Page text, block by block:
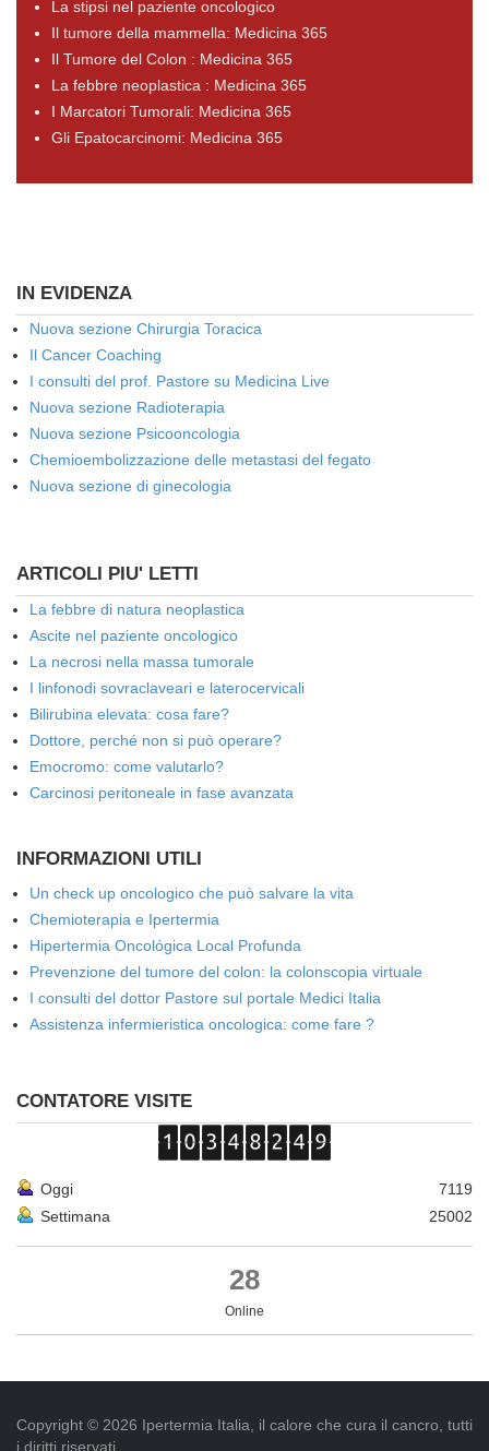
La stipsi nel paziente oncologico
Il tumore della mammella: Medicina 365
Il Tumore del Colon : Medicina 365
La febbre neoplastica : Medicina 365
I Marcatori Tumorali: Medicina 365
Gli Epatocarcinomi: Medicina 365
IN EVIDENZA
Nuova sezione Chirurgia Toracica
Il Cancer Coaching
I consulti del prof. Pastore su Medicina Live
Nuova sezione Radioterapia
Nuova sezione Psicooncologia
Chemioembolizzazione delle metastasi del fegato
Nuova sezione di ginecologia
ARTICOLI PIU' LETTI
La febbre di natura neoplastica
Ascite nel paziente oncologico
La necrosi nella massa tumorale
I linfonodi sovraclaveari e laterocervicali
Bilirubina elevata: cosa fare?
Dottore, perché non si può operare?
Emocromo: come valutarlo?
Carcinosi peritoneale in fase avanzata
INFORMAZIONI UTILI
Un check up oncologico che può salvare la vita
Chemioterapia e Ipertermia
Hipertermia Oncológica Local Profunda
Prevenzione del tumore del colon: la colonscopia virtuale
I consulti del dottor Pastore sul portale Medici Italia
Assistenza infermieristica oncologica: come fare ?
CONTATORE VISITE
Oggi
7119
Settimana
25002
28
Online
Copyright © 2026 Ipertermia Italia, il calore che cura il cancro, tutti
i diritti riservati